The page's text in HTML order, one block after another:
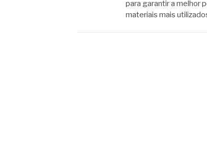
para garantir a melhor
materiais mais